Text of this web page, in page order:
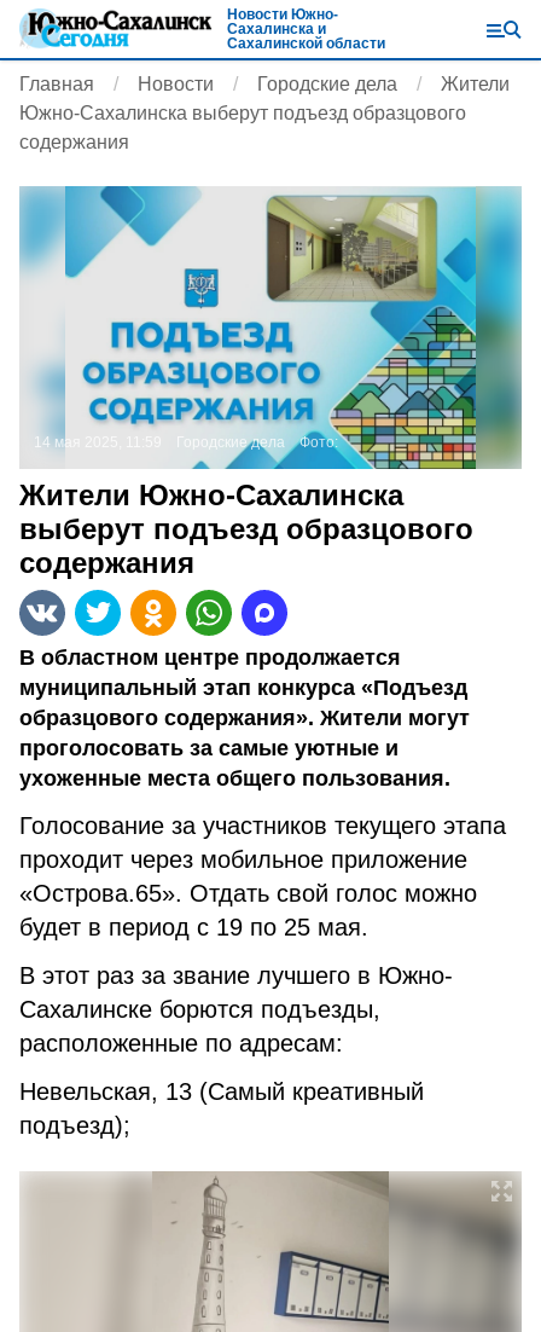
Новости Южно-
Сахалинска и
Сахалинской области
Главная Новости Городские дела
Жители
Южно-Сахалинска выберут подъезд образцового
содержания
14 мая 2025, 11:59 Городские дела Фото:
Жители Южно-Сахалинска
выберут подъезд образцового
содержания
В областном центре продолжается
муниципальный этап конкурса «Подъезд
образцового содержания». Жители могут
проголосовать за самые уютные и
ухоженные места общего пользования.
Голосование за участников текущего этапа
проходит через мобильное приложение
«Острова.65». Отдать свой голос можно
будет в период с 19 по 25 мая.
В этот раз за звание лучшего в Южно-
Сахалинске борются подъезды,
расположенные по адресам:
Невельская, 13 (Самый креативный
подъезд);